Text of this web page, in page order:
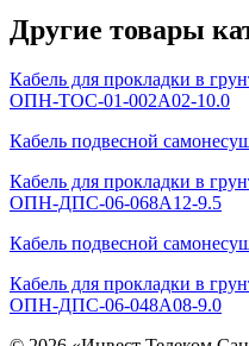
Другие товары
Кабель для прокладки в
ОПН-ТОС-01-002А02-10.0
Кабель подвесной
Кабель для прокладки в
ОПН-ДПС-06-068А12-9.5
Кабель подвесной
Кабель для прокладки в
ОПН-ДПС-06-048А08-9.0